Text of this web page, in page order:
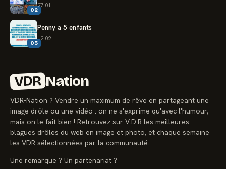
02
27.01
03
Penny a 5 enfants
12.02
VDR Nation
VDR-Nation ? Vendre un maximum de rêve en partageant une
image drôle ou une vidéo : on ne s'exprime qu'avec l'humour,
mais on le fait bien ! Retrouvez sur V.D.R les meilleures
blagues drôles du web en image et photo, et chaque semaine
les VDR sélectionnées par la communauté.
Une remarque ? Un partenariat ?